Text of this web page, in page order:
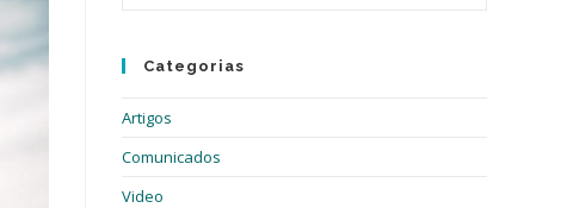
Categorias
Artigos
Comunicados
Video